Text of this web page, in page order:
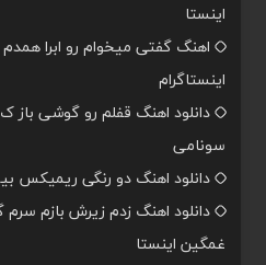
اینستا
اهنگ گفتی میخوام رو ابرا
اینستاگرام
دانلود اهنگ قفلم رو گوشی
سونامی
دانلود اهنگ دو رنگی ریمیکس
دانلود اهنگ زدم زیرش بازم
غمگین اینستا